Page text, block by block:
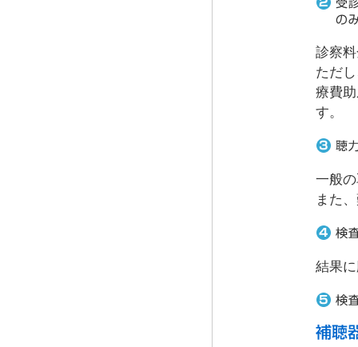
診察
ただ
療費
す。
一般
また
結果